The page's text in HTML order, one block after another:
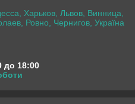
Харьков, Львов, Винница,
Ровно, Чернигов, Україна
до 18:00